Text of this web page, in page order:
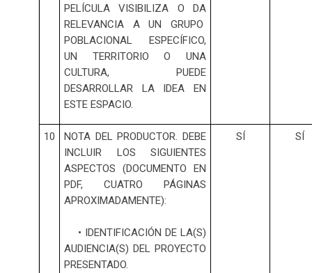
PELÍCULA VISIBILIZA O DA
RELEVANCIA A UN GRUPO
POBLACIONAL ESPECÍFICO,
UN TERRITORIO O UNA
CULTURA, PUEDE
DESARROLLAR LA IDEA EN
ESTE ESPACIO.
10
NOTA DEL PRODUCTOR. DEBE
INCLUIR LOS SIGUIENTES
ASPECTOS (DOCUMENTO EN
PDF, CUATRO PÁGINAS
APROXIMADAMENTE):
• IDENTIFICACIÓN DE LA(S)
AUDIENCIA(S) DEL PROYECTO
PRESENTADO.
SÍ SÍ